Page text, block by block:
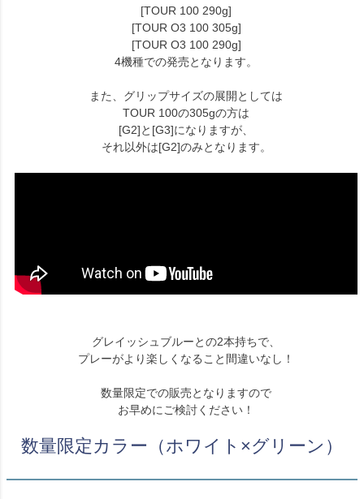
[TOUR 100 290g]
[TOUR O3 100 305g]
[TOUR O3 100 290g]
4機種での発売となります。
また、グリップサイズの展開としては
TOUR 100の305gの方は
[G2]と[G3]になりますが、
それ以外は[G2]のみとなります。
グレイッシュブルーとの2本持ちで、
プレーがより楽しくなること間違いなし！
数量限定での販売となりますので
お早めにご検討ください！
数量限定カラー（ホワイト×グリーン）